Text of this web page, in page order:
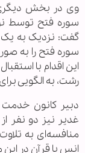
وی در بخش دیگری
سوره فتح توسط
گفت: نزدیک به
سوره فتح را به
این اقدام با
رشت، به الگویی
دبیر کانون
غدیر نیز دو نفر
منافسه‌ای به
انس با قرآن در